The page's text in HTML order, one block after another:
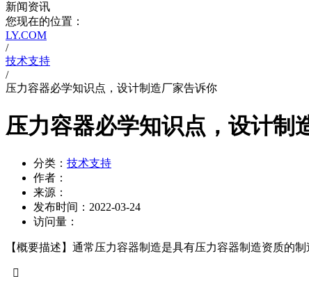
新闻资讯
您现在的位置：
LY.COM
/
技术支持
/
压力容器必学知识点，设计制造厂家告诉你
压力容器必学知识点，设计制
分类： 技术支持
作者：
来源：
发布时间： 2022-03-24
访问量：
【概要描述】 通常压力容器制造是具有压力容器制造资质的
